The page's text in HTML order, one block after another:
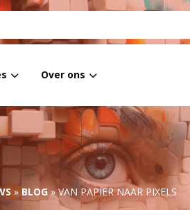
instellingen
Over ons
Blog
Nieuws
Referenties
» BLOG»VAN PAPIER NAAR PIXELS